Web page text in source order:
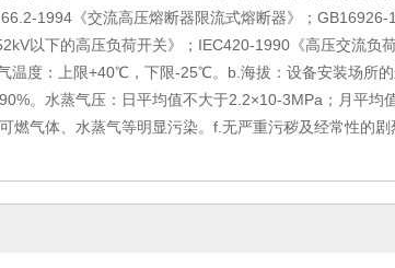
1994《交流高压熔断器限流式熔断器》；
以下的高压负荷开关》；IEC420-1990《高压交流
温度：上限+40℃，下限-25℃。b.海拔：设备安装场所
。水蒸气压：日平均值不大于2.2×10-3MPa；月平
燃气体、水蒸气等明显污染。f.无严重污秽及经常性的剧